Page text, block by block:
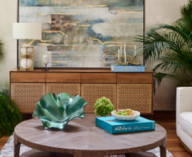
es también una decisión
se adapte al carácter de cada espacio.
aluminio con nogal evoca calidez y